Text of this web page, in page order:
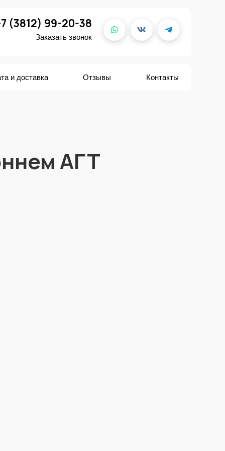
(3812) 99-20-38
Заказать звонок
и доставка Отзывы Контакты
АГТ